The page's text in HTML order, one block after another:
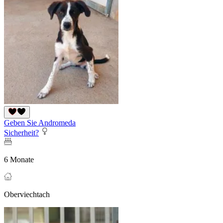
Geben Sie Andromeda
Sicherheit?
6 Monate
Oberviechtach